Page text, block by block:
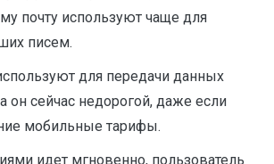
почту используют чаще для
писем.
для передачи данных
он сейчас недорогой, даже если
мобильные тарифы.
идет мгновенно, пользователь